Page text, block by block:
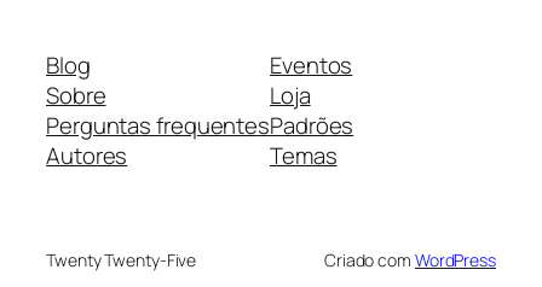
Blog
Sobre
Perguntas frequentes
Autores
Eventos
Loja
Padrões
Temas
Twenty Twenty-Five Criado com WordPress